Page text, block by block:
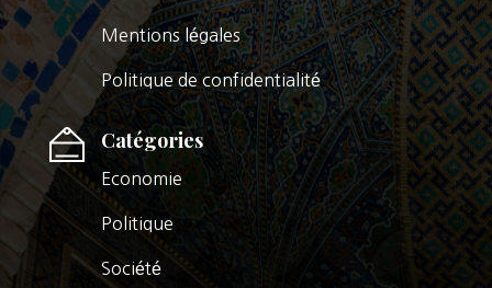
Mentions légales
Politique de confidentialité
Catégories
Economie
Politique
Société